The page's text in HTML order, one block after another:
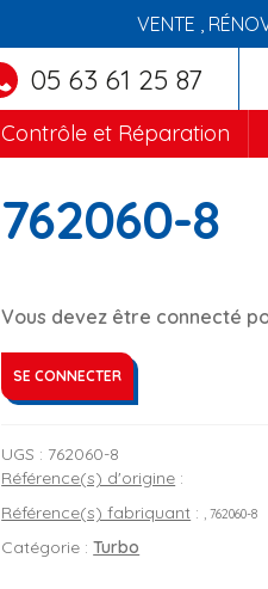
VENTE ,
05 63 61 25 87
Contrôle et Réparation
762060-8
Vous devez être connecté
SE CONNECTER
UGS : 762060-8
Référence(s) d'origine :
Référence(s) fabriquant : , 762060-8
Catégorie :Turbo